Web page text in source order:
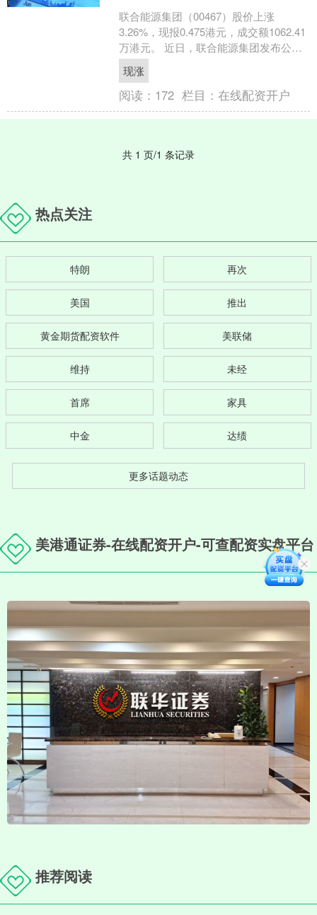
联合能源集团（00467）股价上涨
3.26%，现报0.475港元，成交额1062.41
万港元。 近日，联合能源集团发布公
告，有关收购目标公司东方集团北京投
资控股....
现涨
阅读： 172 栏目：在线配资开户
共 1 页/1 条记录
热点关注
特朗 再次
美国 推出
黄金期货配资软件 美联储
维持 未经
首席 家具
中金 达绩
更多话题动态
美港通证券-在线配资开户-可查配资实盘平台
推荐阅读